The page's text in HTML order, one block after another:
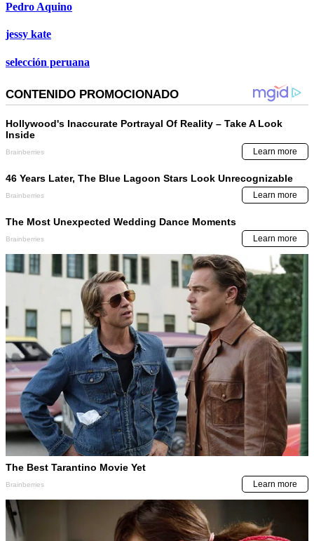
Pedro Aquino
jessy kate
selección peruana